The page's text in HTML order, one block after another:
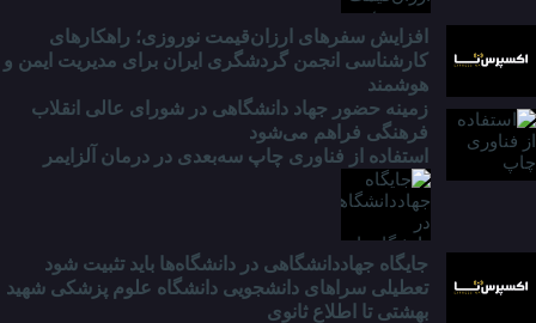
افزایش سفرهای ارزان‌قیمت نوروزی؛ راهکارهای
کارشناسی انجمن گردشگری ایران برای مدیریت ایمن و
هوشمند
زمینه حضور جهاد دانشگاهی در شورای عالی انقلاب
فرهنگی فراهم می‌شود
استفاده از فناوری چاپ سه‌بعدی در درمان آلزایمر
جایگاه جهاددانشگاهی در دانشگاه‌ها باید تثبیت شود
تعطیلی سراهای دانشجویی دانشگاه علوم پزشکی شهید
بهشتی تا اطلاع ثانوی